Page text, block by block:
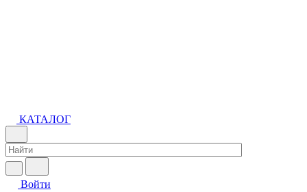
КАТАЛОГ
Войти